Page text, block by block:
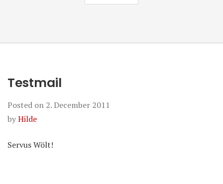
Testmail
Posted on 2. December 2011
byHilde
Servus Wölt!